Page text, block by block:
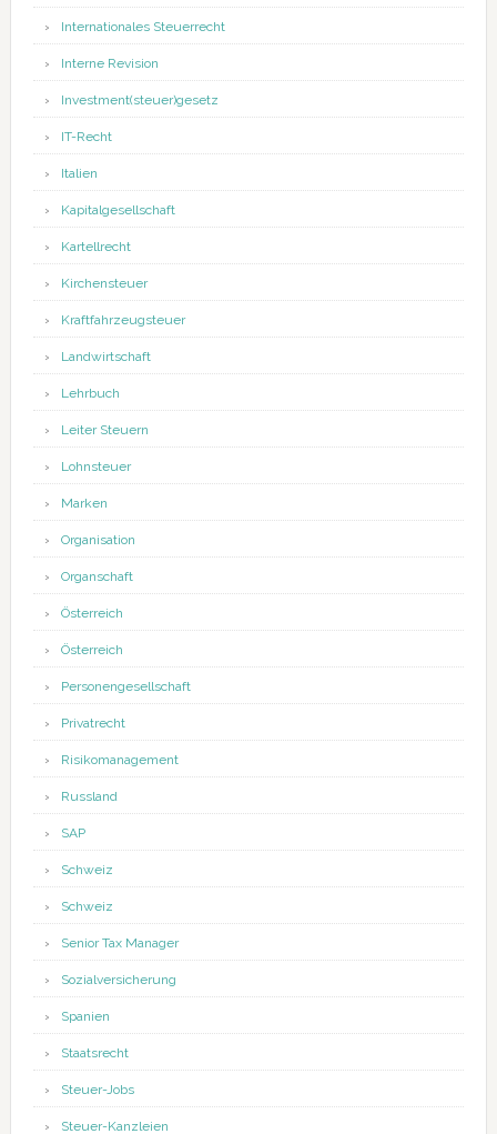
Internationales Steuerrecht
Interne Revision
Investment(steuer)gesetz
IT-Recht
Italien
Kapitalgesellschaft
Kartellrecht
Kirchensteuer
Kraftfahrzeugsteuer
Landwirtschaft
Lehrbuch
Leiter Steuern
Lohnsteuer
Marken
Organisation
Organschaft
Österreich
Österreich
Personengesellschaft
Privatrecht
Risikomanagement
Russland
SAP
Schweiz
Schweiz
Senior Tax Manager
Sozialversicherung
Spanien
Staatsrecht
Steuer-Jobs
Steuer-Kanzleien